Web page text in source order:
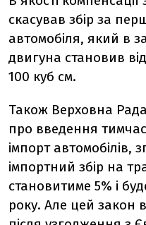
скасував збір за
автомобіля, який в
двигуна становив
100 куб см.
Також Верховна
про введення
імпорт автомобілів,
імпортний збір на
становитиме 5% і
року. Але цей закон